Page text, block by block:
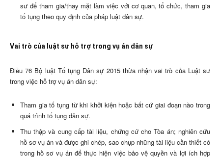
sư để tham gia/thay mặt làm việc với cơ quan, tổ chức, tham gia
tố tụng theo quy định của pháp luật dân sự.
Vai trò của luật sư hỗ trợ trong vụ án dân sự
Điều 76 Bộ luật Tố tụng Dân sự 2015 thừa nhận vai trò của Luật sư
trong việc hỗ trợ vụ án dân sự:
Tham gia tố tụng từ khi khởi kiện hoặc bất cứ giai đoạn nào trong
quá trình tố tụng dân sự.
Thu thập và cung cấp tài liệu, chứng cứ cho Tòa án; nghiên cứu
hồ sơ vụ án và được ghi chép, sao chụp những tài liệu cần thiết có
trong hồ sơ vụ án để thực hiện việc bảo vệ quyền và lợi ích hợp